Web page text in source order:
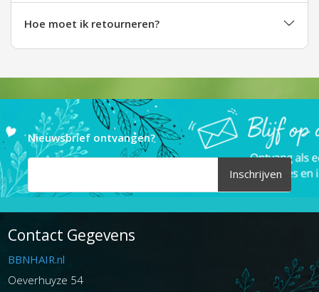
Hoe moet ik retourneren?
Nieuwsbrief ontvangen?
Inschrijven
Contact Gegevens
BBNHAIR.nl
Oeverhuyze 54